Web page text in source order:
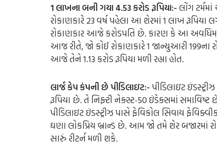
1 લાખના બની ગયા 4.53 કરોડ રૂપિયા:-લોંગ
રોકાણકારે 23 વર્ષ પહેલા આ શેરમાં 1 લાખ રૂપિયા
રોકાણકાર આજે કરોડપતિ છે. કારણ કે આ અવધિમાં
આજ રીતે, જો કોઈ રોકાણકારે 1 જાન્યુઆરી 199ના
આજે તેને 1.13 કરોડ રૂપિયા મળી રહ્યા હોત.
લાર્જ કેપ કંપની છે પીડિલાઇટ:-પીડિલાઇટ
રૂપિયા છે. તે નિફ્ટી નેક્સ્ટ-50 ઇંડેક્સમાં સમાવિષ્ટ
પીડિલાઇટ ઇંડસ્ટ્રીઝ પાસે ફેવિકોલ સિવાય
ઘણા લોકપ્રિય બ્રાન્ડ છે. આમ જો તમે શેર બજારમાં
સારું રીટર્ન મળી શકે.